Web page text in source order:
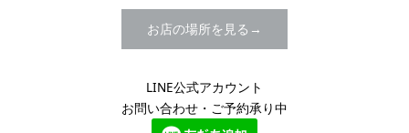
お店の場所を見る
LINE公式アカウント
お問い合わせ・ご予約承り中